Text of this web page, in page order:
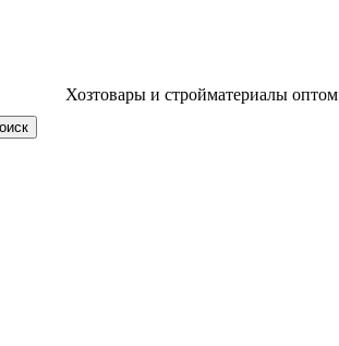
Хозтовары и стройматериалы оптом